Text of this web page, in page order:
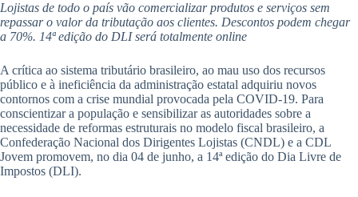
Lojistas de todo o país vão comercializar produtos e serviços sem
repassar o valor da tributação aos clientes. Descontos podem chegar
a 70%. 14ª edição do DLI será totalmente online
A crítica ao sistema tributário brasileiro, ao mau uso dos recursos
público e à ineficiência da administração estatal adquiriu novos
contornos com a crise mundial provocada pela COVID-19. Para
conscientizar a população e sensibilizar as autoridades sobre a
necessidade de reformas estruturais no modelo fiscal brasileiro, a
Confederação Nacional dos Dirigentes Lojistas (CNDL) e a CDL
Jovem promovem, no dia 04 de junho, a 14ª edição do Dia Livre de
Impostos (DLI).